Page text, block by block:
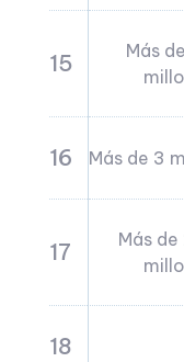
15
Más
16 Más de 3
17
Más de
18